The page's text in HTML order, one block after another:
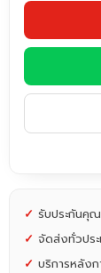
✓ รับประกันคุ
✓ จัดส่งทั่วประ
✓ บริการหลัง